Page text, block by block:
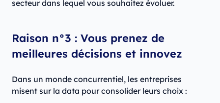
secteur dans lequel vous souhaitez évoluer.
Raison n°3 : Vous prenez de
meilleures décisions et innovez
Dans un monde concurrentiel, les entreprises
misent sur la data pour consolider leurs choix :